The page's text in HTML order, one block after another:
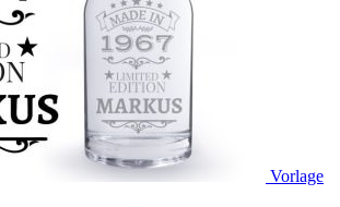
Vorlage